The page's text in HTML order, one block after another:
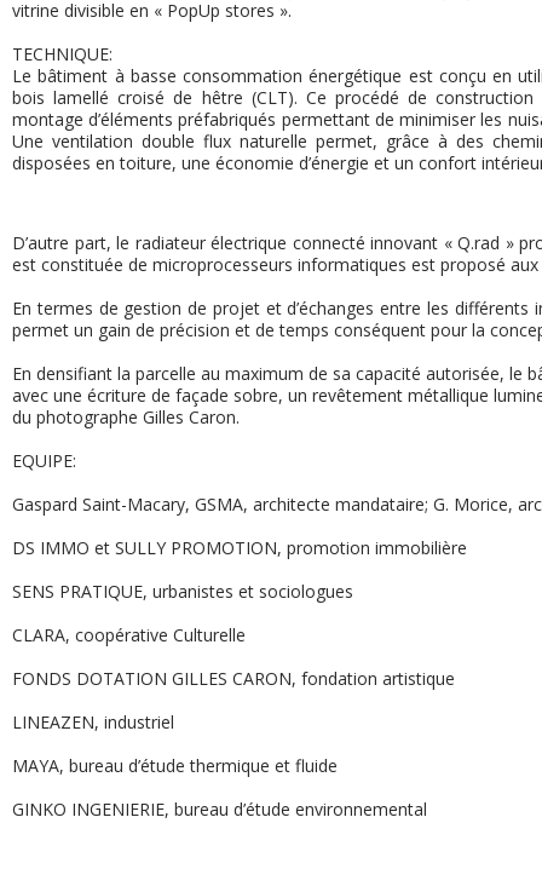
vitrine divisible en « PopUp stores ».
TECHNIQUE:
Le bâtiment à basse consommation énergétique est conçu en
bois lamellé croisé de hêtre (CLT). Ce procédé de
montage d’éléments préfabriqués permettant de minimiser les
Une ventilation double flux naturelle permet, grâce à des
disposées en toiture, une économie d’énergie et un confort
D’autre part, le radiateur électrique connecté innovant « Q.rad »
est constituée de micro­processeurs informatiques est proposé aux
En termes de gestion de projet et d’échanges entre les
permet un gain de précision et de temps conséquent pour la
En densifiant la parcelle au maximum de sa capacité autorisée, le
avec une écriture de façade sobre, un revêtement métallique
du photographe Gilles Caron.
EQUIPE:
Gaspard Saint-Macary, GSMA, architecte mandataire; G. Morice,
DS IMMO et SULLY PROMOTION, promotion immobilière
SENS PRATIQUE, urbanistes et sociologues
CLARA, coopérative Culturelle
FONDS DOTATION GILLES CARON, fondation artistique
LINEAZEN, industriel
MAYA, bureau d’étude thermique et fluide
GINKO INGENIERIE, bureau d’étude environnemental